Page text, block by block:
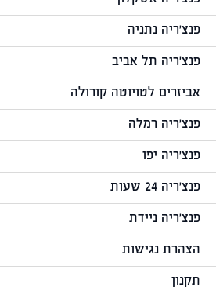
פנצ'ריה נתניה
פנצ'ריה תל אביב
אביזרים לטויוטה קורולה
פנצ'ריה רמלה
פנצ'ריה יפו
פנצ'ריה 24 שעות
פנצ'ריה ניידת
הצהרת נגישות
תקנון